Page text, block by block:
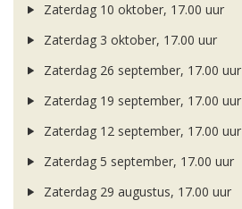
Zaterdag 10 oktober, 17.00 uur
Zaterdag 3 oktober, 17.00 uur
Zaterdag 26 september, 17.00 uur
Zaterdag 19 september, 17.00 uur
Zaterdag 12 september, 17.00 uur
Zaterdag 5 september, 17.00 uur
Zaterdag 29 augustus, 17.00 uur